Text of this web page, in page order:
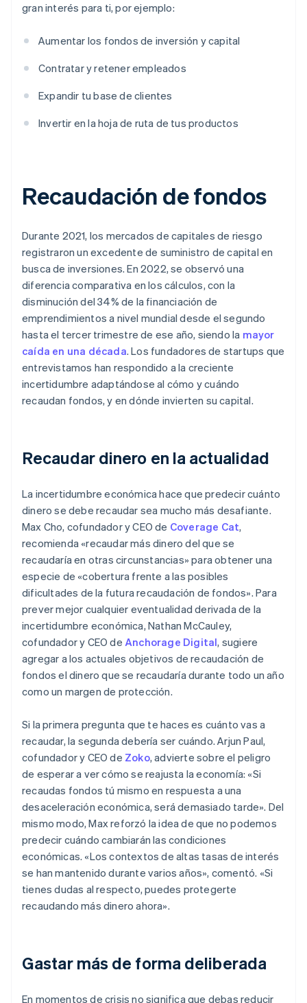
gran interés para ti, por ejemplo:
Aumentar los fondos de inversión y capital
Contratar y retener empleados
Expandir tu base de clientes
Invertir en la hoja de ruta de tus productos
Recaudación de fondos
Durante 2021, los mercados de capitales de riesgo
registraron un excedente de suministro de capital en
busca de inversiones. En 2022, se observó una
diferencia comparativa en los cálculos, con la
disminución del 34% de la financiación de
emprendimientos a nivel mundial desde el segundo
hasta el tercer trimestre de ese año, siendo la mayor
caída en una década. Los fundadores de startups que
entrevistamos han respondido a la creciente
incertidumbre adaptándose al cómo y cuándo
recaudan fondos, y en dónde invierten su capital.
Recaudar dinero en la actualidad
La incertidumbre económica hace que predecir cuánto
dinero se debe recaudar sea mucho más desafiante.
Max Cho, cofundador y CEO de Coverage Cat,
recomienda «recaudar más dinero del que se
recaudaría en otras circunstancias» para obtener una
especie de «cobertura frente a las posibles
dificultades de la futura recaudación de fondos». Para
prever mejor cualquier eventualidad derivada de la
incertidumbre económica, Nathan McCauley,
cofundador y CEO de Anchorage Digital, sugiere
agregar a los actuales objetivos de recaudación de
fondos el dinero que se recaudaría durante todo un año
como un margen de protección.
Si la primera pregunta que te haces es cuánto vas a
recaudar, la segunda debería ser cuándo. Arjun Paul,
cofundador y CEO de Zoko, advierte sobre el peligro
de esperar a ver cómo se reajusta la economía: «Si
recaudas fondos tú mismo en respuesta a una
desaceleración económica, será demasiado tarde». Del
mismo modo, Max reforzó la idea de que no podemos
predecir cuándo cambiarán las condiciones
económicas. «Los contextos de altas tasas de interés
se han mantenido durante varios años», comentó. «Si
tienes dudas al respecto, puedes protegerte
recaudando más dinero ahora».
Gastar más de forma deliberada
En momentos de crisis no significa que debas reducir